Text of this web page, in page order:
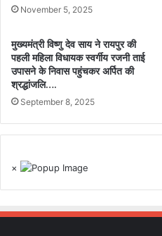
November 5, 2025
मुख्यमंत्री विष्णु देव साय ने रायपुर की
पहली महिला विधायक स्वर्गीय रजनी ताई
उपासने के निवास पहुंचकर अर्पित की
श्रद्धांजलि….
September 8, 2025
×